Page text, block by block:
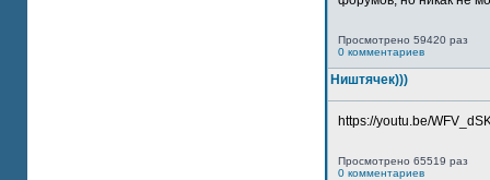
Просмотрено 59420 раз
0 комментариев
Ништячек)))
https://youtu.be/
Просмотрено 65519 раз
0 комментариев